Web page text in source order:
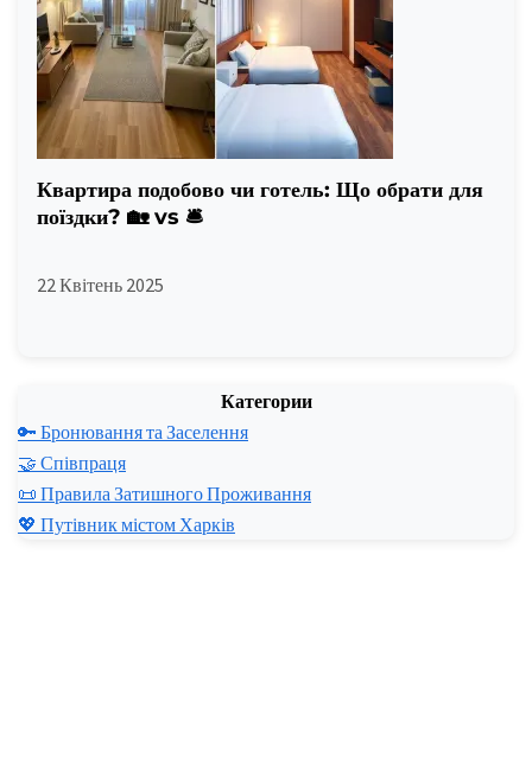
Квартира подобово чи готель: Що обрати для
поїздки? 🏡 vs 🛎️
22 Квітень 2025
Категории
🔑 Бронювання та Заселення
🤝 Співпраця
📜 Правила Затишного Проживання
💖 Путівник містом Харків